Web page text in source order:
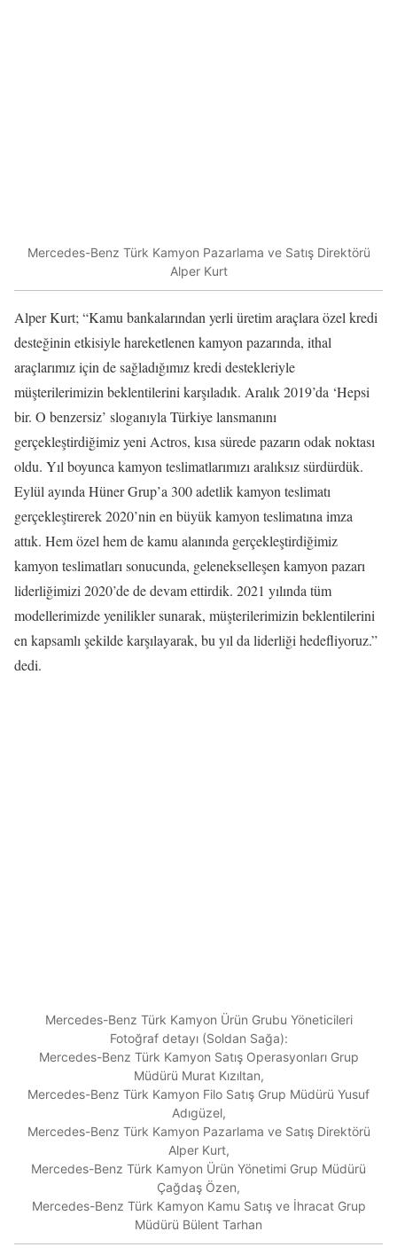
Mercedes-Benz Türk Kamyon Pazarlama ve Satış Direktörü
Alper Kurt
Alper Kurt; “Kamu bankalarından yerli üretim araçlara özel kredi
desteğinin etkisiyle hareketlenen kamyon pazarında, ithal
araçlarımız için de sağladığımız kredi destekleriyle
müşterilerimizin beklentilerini karşıladık. Aralık 2019’da ‘Hepsi
bir. O benzersiz’ sloganıyla Türkiye lansmanını
gerçekleştirdiğimiz yeni Actros, kısa sürede pazarın odak noktası
oldu. Yıl boyunca kamyon teslimatlarımızı aralıksız sürdürdük.
Eylül ayında Hüner Grup’a 300 adetlik kamyon teslimatı
gerçekleştirerek 2020’nin en büyük kamyon teslimatına imza
attık. Hem özel hem de kamu alanında gerçekleştirdiğimiz
kamyon teslimatları sonucunda, gelenekselleşen kamyon pazarı
liderliğimizi 2020’de de devam ettirdik. 2021 yılında tüm
modellerimizde yenilikler sunarak, müşterilerimizin beklentilerini
en kapsamlı şekilde karşılayarak, bu yıl da liderliği hedefliyoruz.”
dedi.
Mercedes-Benz Türk Kamyon Ürün Grubu Yöneticileri
Fotoğraf detayı (Soldan Sağa):
Mercedes-Benz Türk Kamyon Satış Operasyonları Grup
Müdürü Murat Kızıltan,
Mercedes-Benz Türk Kamyon Filo Satış Grup Müdürü Yusuf
Adıgüzel,
Mercedes-Benz Türk Kamyon Pazarlama ve Satış Direktörü
Alper Kurt,
Mercedes-Benz Türk Kamyon Ürün Yönetimi Grup Müdürü
Çağdaş Özen,
Mercedes-Benz Türk Kamyon Kamu Satış ve İhracat Grup
Müdürü Bülent Tarhan